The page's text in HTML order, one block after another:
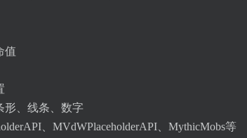
值
形、线条、数字
、MVdWPlaceholderAPI、MythicMobs等